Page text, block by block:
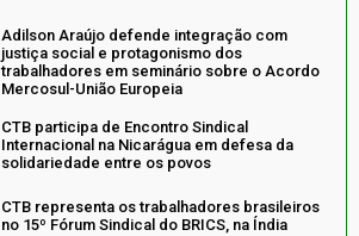
Adilson Araújo defende integração com
justiça social e protagonismo dos
trabalhadores em seminário sobre o Acordo
Mercosul-União Europeia
CTB participa de Encontro Sindical
Internacional na Nicarágua em defesa da
solidariedade entre os povos
CTB representa os trabalhadores brasileiros
no 15º Fórum Sindical do BRICS, na Índia